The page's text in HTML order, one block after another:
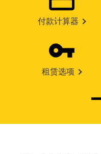
付款计算器
租赁选项